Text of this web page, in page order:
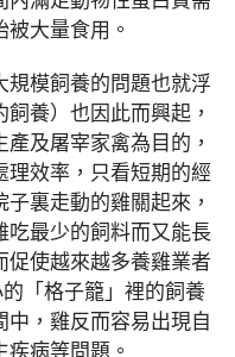
大量食用。
模飼養的問題也就浮
養）也因此而興起，
及屠宰家禽為目的，
效率，只看短期的經
裏走動的雞關起來，
最少的飼料而又能長
使越來越多養雞業者
「格子籠」裡的飼養
，雞反而容易出現自
病等問題。